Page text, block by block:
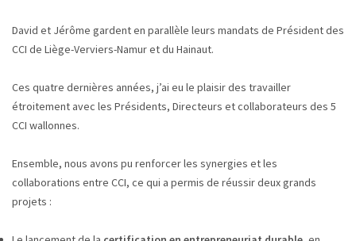
David et Jérôme gardent en parallèle leurs mandats de Président des
CCI de Liège-Verviers-Namur et du Hainaut.
Ces quatre dernières années, j’ai eu le plaisir des travailler
étroitement avec les Présidents, Directeurs et collaborateurs des 5
CCI wallonnes.
Ensemble, nous avons pu renforcer les synergies et les
collaborations entre CCI, ce qui a permis de réussir deux grands
projets :